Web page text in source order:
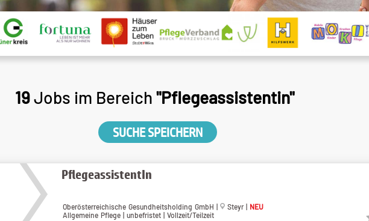
19Jobs im Bereich "Pflegeassistentin"
SUCHE SPEICHERN
PflegeassistentIn
Oberösterreichische Gesundheitsholding GmbH | Steyr | NEU
Allgemeine Pflege | unbefristet | Vollzeit/Teilzeit